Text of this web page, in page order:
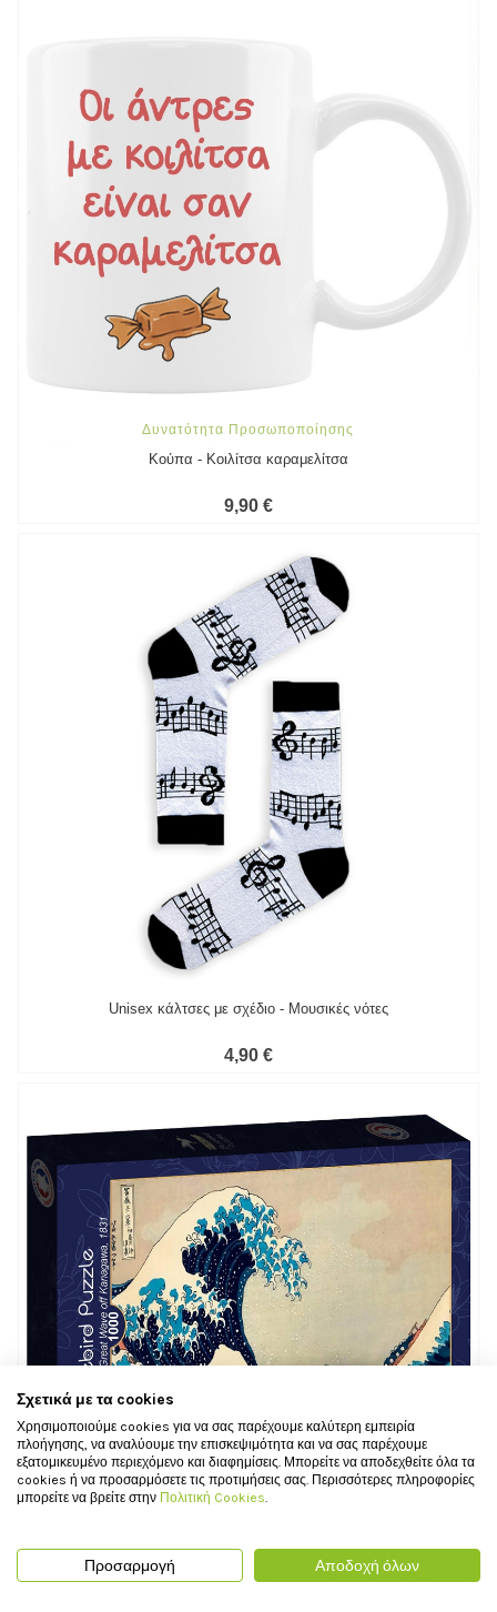
Δυνατότητα Προσωποποίησης
Κούπα - Κοιλίτσα καραμελίτσα
9,90 €
Unisex κάλτσες με σχέδιο - Μουσικές νότες
4,90 €
Παζλ Bluebird Hokusai - The Great Wave of Kanagawa - 1000 τεμ.
Σχετικά με τα cookies
Χρησιμοποιούμε cookies για να σας παρέχουμε καλύτερη εμπειρία
πλοήγησης, να αναλύουμε την επισκεψιμότητα και να σας παρέχουμε
εξατομικευμένο περιεχόμενο και διαφημίσεις. Μπορείτε να αποδεχθείτε όλα τα
cookies ή να προσαρμόσετε τις προτιμήσεις σας. Περισσότερες πληροφορίες
μπορείτε να βρείτε στην Πολιτική Cookies.
Προσαρμογή Αποδοχή όλων